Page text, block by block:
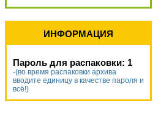
ИНФОРМАЦИЯ
Пароль для распаковки: 1
-(во время распаковки архива
вводите единицу в качестве пароля и
всё!)